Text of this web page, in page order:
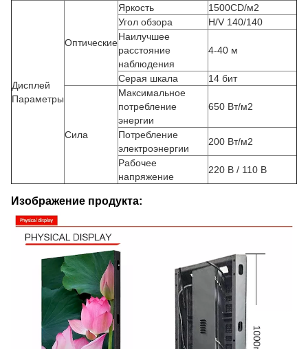
Дисплей
Параметры
Оптические
Яркость
1500CD/м2
Угол обзора
H/V 140/140
Наилучшее
расстояние
наблюдения
4-40 м
Серая шкала 14 бит
Сила
Максимальное
потребление
энергии
650 Вт/м2
Потребление
электроэнергии
200 Вт/м2
Рабочее
напряжение
220 В / 110 В
Изображение продукта: